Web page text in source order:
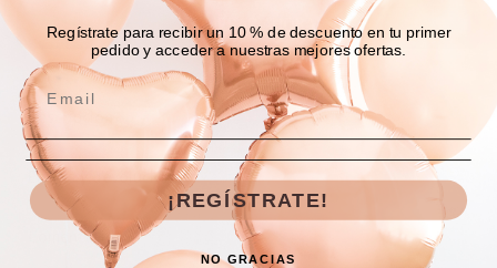
COMPRAR AHORA
Descripción
Envíos y devoluciones
Comentarios
Regístrate para recibir un 10 % de descuento en tu primer
pedido y acceder a nuestras mejores ofertas.
¡REGÍSTRATE!
NO GRACIAS